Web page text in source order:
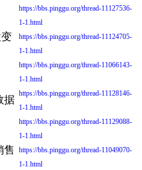
https://bbs.pinggu.org/thread-11127536-
1-1.html
https://bbs.pinggu.org/thread-11124705-
1-1.html
https://bbs.pinggu.org/thread-11066143-
1-1.html
据
https://bbs.pinggu.org/thread-11128146-
1-1.html
https://bbs.pinggu.org/thread-11129088-
1-1.html
售
https://bbs.pinggu.org/thread-11049070-
1-1.html